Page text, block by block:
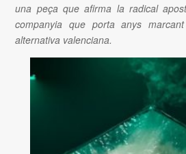
una peça que afirma la radical
companyia que porta anys
alternativa valenciana.